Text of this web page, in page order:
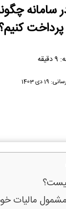
سامانه
پرداخت
9دقیقه
دی 1403
مالیات